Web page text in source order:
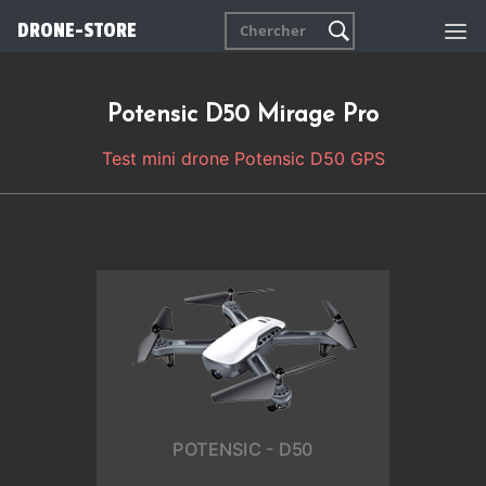
DRONE-STORE
Potensic D50 Mirage Pro
Test mini drone Potensic D50 GPS
POTENSIC - D50